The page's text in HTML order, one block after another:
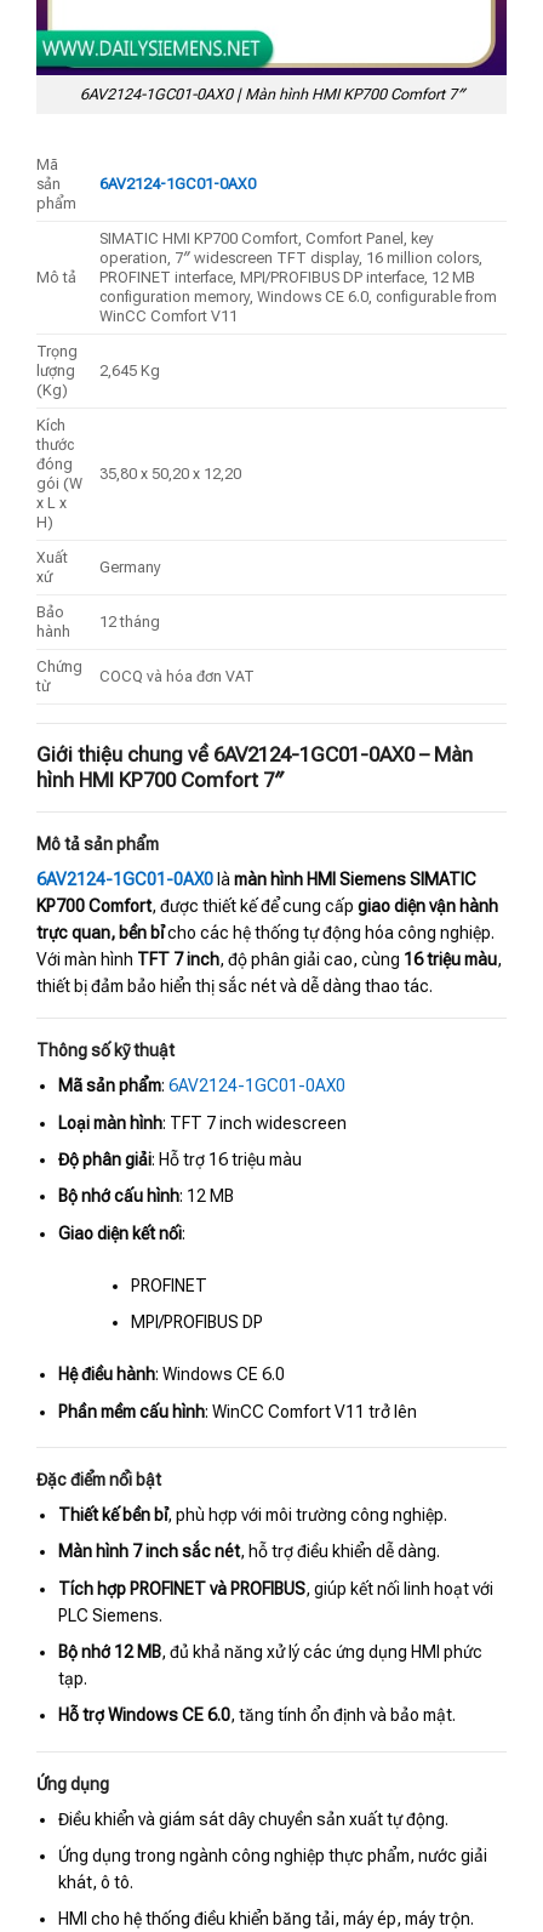
6AV2124-1GC01-0AX0 | Màn hình HMI KP700 Comfort 7″
Mã
sản
phẩm
6AV2124-1GC01-0AX0
Mô tả
SIMATIC HMI KP700 Comfort, Comfort Panel, key
operation, 7″ widescreen TFT display, 16 million colors,
PROFINET interface, MPI/PROFIBUS DP interface, 12 MB
configuration memory, Windows CE 6.0, configurable from
WinCC Comfort V11
Trọng
lượng
(Kg)
2,645 Kg
Kích
thước
đóng
gói (W
x L x
H)
35,80 x 50,20 x 12,20
Xuất
xứ
Germany
Bảo
hành
12 tháng
Chứng
từ
COCQ và hóa đơn VAT
Giới thiệu chung về 6AV2124-1GC01-0AX0 – Màn
hình HMI KP700 Comfort 7″
Mô tả sản phẩm
6AV2124-1GC01-0AX0 làmàn hình HMI Siemens SIMATIC
KP700 Comfort, được thiết kế để cung cấp giao diện vận hành
trực quan, bền bỉcho các hệ thống tự động hóa công nghiệp.
Với màn hình TFT 7 inch, độ phân giải cao, cùng 16 triệu màu,
thiết bị đảm bảo hiển thị sắc nét và dễ dàng thao tác.
Thông số kỹ thuật
Mã sản phẩm: 6AV2124-1GC01-0AX0
Loại màn hình: TFT 7 inch widescreen
Độ phân giải: Hỗ trợ 16 triệu màu
Bộ nhớ cấu hình: 12 MB
Giao diện kết nối:
PROFINET
MPI/PROFIBUS DP
Hệ điều hành: Windows CE 6.0
Phần mềm cấu hình: WinCC Comfort V11 trở lên
Đặc điểm nổi bật
Thiết kế bền bỉ, phù hợp với môi trường công nghiệp.
Màn hình 7 inch sắc nét, hỗ trợ điều khiển dễ dàng.
Tích hợp PROFINET và PROFIBUS, giúp kết nối linh hoạt với
PLC Siemens.
Bộ nhớ 12 MB, đủ khả năng xử lý các ứng dụng HMI phức
tạp.
Hỗ trợ Windows CE 6.0, tăng tính ổn định và bảo mật.
Ứng dụng
Điều khiển và giám sát dây chuyền sản xuất tự động.
Ứng dụng trong ngành công nghiệp thực phẩm, nước giải
khát, ô tô.
HMI cho hệ thống điều khiển băng tải, máy ép, máy trộn.